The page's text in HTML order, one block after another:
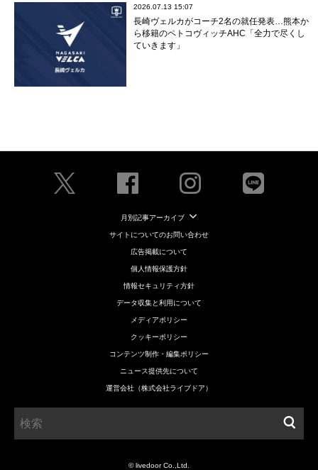
2026.07.13 15:07
長崎ヴェルカがコーチ2名の就任発表…熊本か
ら移籍のペトコヴィッチAHC「全力で尽くし
ていきます」
月別記事アーカイブ
サイトについてのお問い合わせ
広告掲載について
個人情報保護方針
情報セキュリティ方針
データ収集と利用について
メディアポリシー
クッキーポリシー
コンテンツ制作・編集ポリシー
ニュース提供先について
運営会社（株式会社ライブドア）
© livedoor Co.,Ltd.